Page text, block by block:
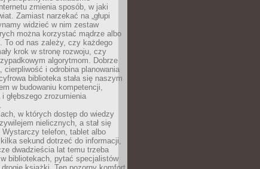
zmienia sposób, w jaki
Zamiast narzekać na „głupi
widzieć w nim zestaw
można korzystać mądrze albo
To od nas zależy, czy każdego
krok w stronę rozwoju, czy
algorytmom. Dobrze
cierpliwość i odrobina planowania
biblioteka stała się naszym
w budowaniu kompetencji,
głębszego zrozumienia
w których dostęp do wiedzy
nielicznych, a stał się
telefon, tablet albo
sekund dotrzeć do informacji,
dwadzieścia lat temu trzeba
w bibliotekach, pytać specjalistów